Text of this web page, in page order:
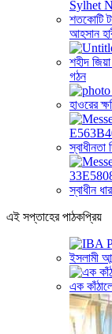
শতকোটি
আহসান
শহীদ
গঠন
হাওরের
স্বাধীনতা
স্বাধীন
এই সপ্তাহের পাঠকপ্রিয়
ইসলামী
এক